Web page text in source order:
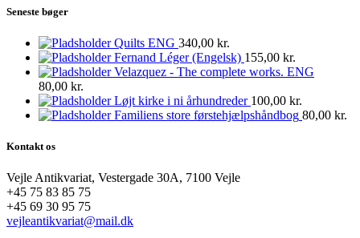
Seneste bøger
Quilts ENG 340,00 kr.
Fernand Léger (Engelsk) 155,00 kr.
Velazquez - The complete works. ENG
80,00 kr.
Løjt kirke i ni århundreder 100,00 kr.
Familiens store førstehjælpshåndbog 80,00 kr.
Kontakt os
Vejle Antikvariat, Vestergade 30A, 7100 Vejle
+45 75 83 85 75
+45 69 30 95 75
vejleantikvariat@mail.dk